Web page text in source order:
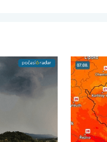
Poničené střechy.